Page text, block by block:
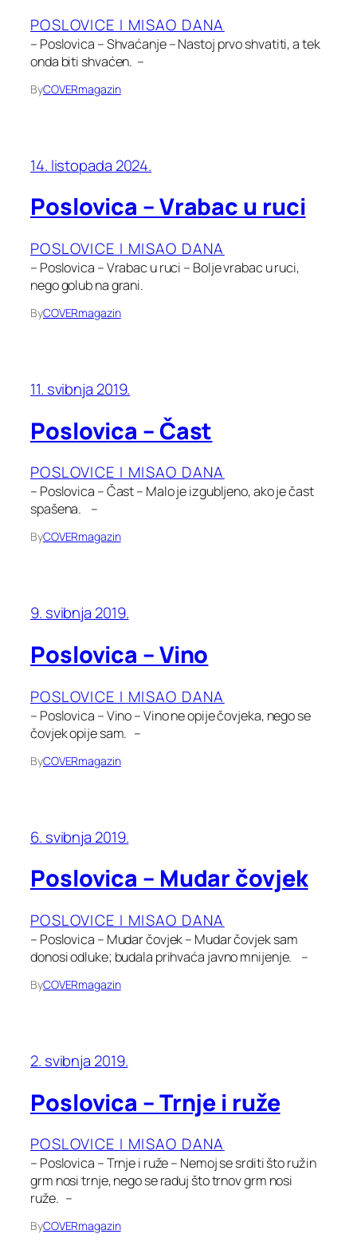
POSLOVICE I MISAO DANA
– Poslovica – Shvaćanje – Nastoj prvo shvatiti, a tek
onda biti shvaćen. –
ByCOVERmagazin
14. listopada 2024.
Poslovica – Vrabac u ruci
POSLOVICE I MISAO DANA
– Poslovica – Vrabac u ruci – Bolje vrabac u ruci,
nego golub na grani.
ByCOVERmagazin
11. svibnja 2019.
Poslovica – Čast
POSLOVICE I MISAO DANA
– Poslovica – Čast – Malo je izgubljeno, ako je čast
spašena. –
ByCOVERmagazin
9. svibnja 2019.
Poslovica – Vino
POSLOVICE I MISAO DANA
– Poslovica – Vino – Vino ne opije čovjeka, nego se
čovjek opije sam. –
ByCOVERmagazin
6. svibnja 2019.
Poslovica – Mudar čovjek
POSLOVICE I MISAO DANA
– Poslovica – Mudar čovjek – Mudar čovjek sam
donosi odluke; budala prihvaća javno mnijenje. –
ByCOVERmagazin
2. svibnja 2019.
Poslovica – Trnje i ruže
POSLOVICE I MISAO DANA
– Poslovica – Trnje i ruže – Nemoj se srditi što ružin
grm nosi trnje, nego se raduj što trnov grm nosi
ruže. –
ByCOVERmagazin